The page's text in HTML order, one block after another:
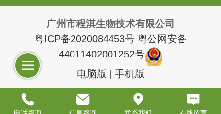
广州市程淇生物技术有限公司
粤ICP备2020084453号 粤公网安备
44011402001252号
电脑版
手机版